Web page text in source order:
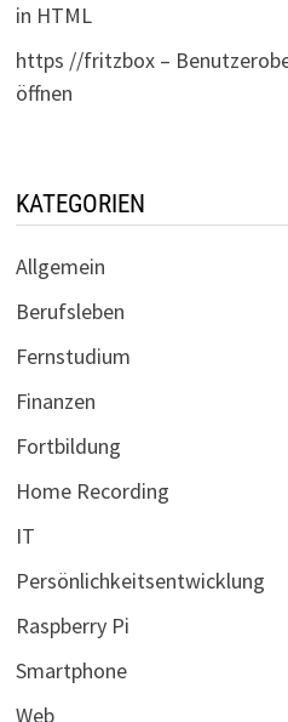
in HTML
https //fritzbox –
öffnen
KATEGORIEN
Allgemein
Berufsleben
Fernstudium
Finanzen
Fortbildung
Home Recording
IT
Persönlichkeitsentwicklung
Raspberry Pi
Smartphone
Web